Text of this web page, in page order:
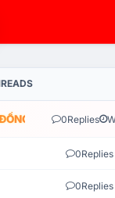
VLIKE.VN: HỆ
0Replies
0Replies
0Replies